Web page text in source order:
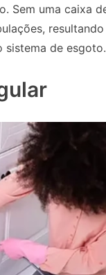
Sem uma caixa
sistema de esgoto.